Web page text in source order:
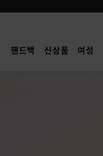
Mulberry
록
핸드백 신상품 여성